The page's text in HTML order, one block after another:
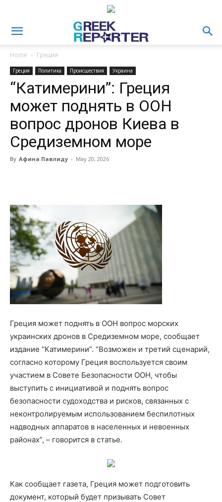
Home Греция
Греция Политика Происшествия Украина
“Катимерини”: Греция
может поднять в ООН
вопрос дронов Киева в
Средиземном море
By Афина Павлиду - May 20, 2026
Греция может поднять в ООН вопрос морских
украинских дронов в Средиземном море, сообщает
издание “Катимерини”. “Возможен и третий сценарий,
согласно которому Греция воспользуется своим
участием в Совете Безопасности ООН, чтобы
выступить с инициативой и поднять вопрос
безопасности судоходства и рисков, связанных с
неконтролируемым использованием беспилотных
надводных аппаратов в населенных и невоенных
районах”, – говорится в статье.
Как сообщает газета, Греция может подготовить
документ, который будет призывать Совет